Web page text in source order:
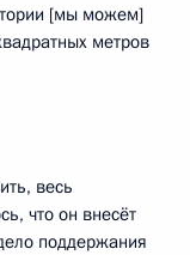
[мы можем]
метров
весь
что он внесёт
поддержания